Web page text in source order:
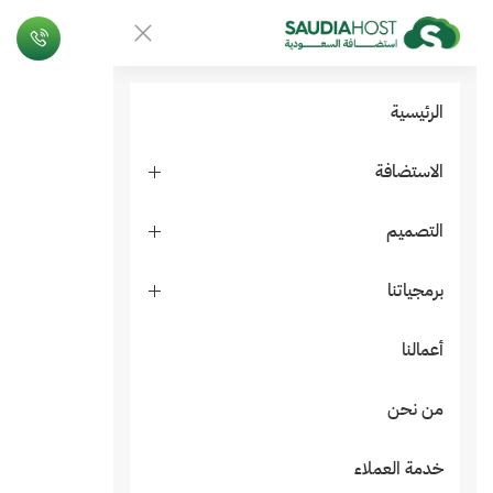
الرئيسية
الاستضافة
التصميم
برمجياتنا
أعمالنا
من نحن
خدمة العملاء